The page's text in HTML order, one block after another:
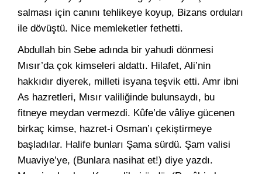
salması için canını tehlikeye koyup, Bizans orduları
ile dövüştü. Nice memleketler fethetti.
Abdullah bin Sebe adında bir yahudi dönmesi
Mısır’da çok kimseleri aldattı. Hilafet, Ali’nin
hakkıdır diyerek, milleti isyana teşvik etti. Amr ibni
As hazretleri, Mısır valiliğinde bulunsaydı, bu
fitneye meydan vermezdi. Kûfe’de vâliye gücenen
birkaç kimse, hazret-i Osman’ı çekiştirmeye
başladılar. Halife bunları Şama sürdü. Şam valisi
Muaviye’ye, (Bunlara nasihat et!) diye yazdı.